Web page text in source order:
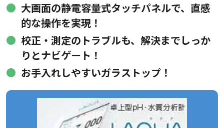
大画面の静電容量式タッチパネルで、直感
的な操作を実現！
校正・測定のトラブルも、解決までしっか
りとナビゲート！
お手入れしやすいガラストップ！